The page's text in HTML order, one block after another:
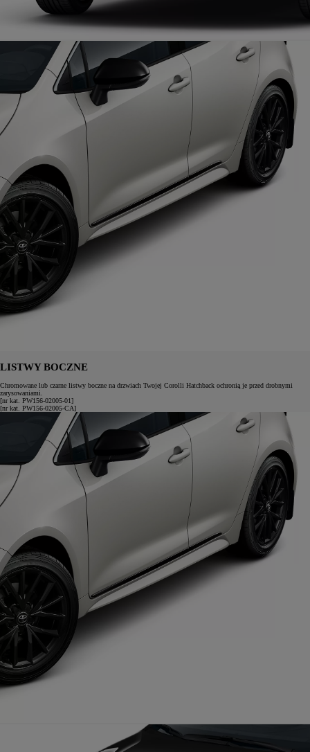
LISTWY BOCZNE
Chromowane lub czarne listwy boczne na drzwiach Twojej Corolli Hatchback ochronią je przed drobnymi
zarysowaniami.
[nr kat. PW156-02005-01]
[nr kat. PW156-02005-CA]